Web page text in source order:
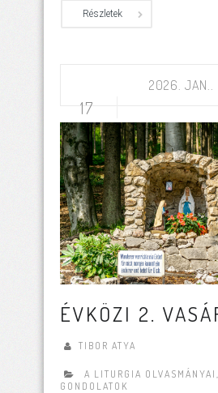
Részletek
2026. JAN..
17
ÉVKÖZI 2.
TIBOR ATYA
A LITURGIA OLVASMÁNYAI
GONDOLATOK